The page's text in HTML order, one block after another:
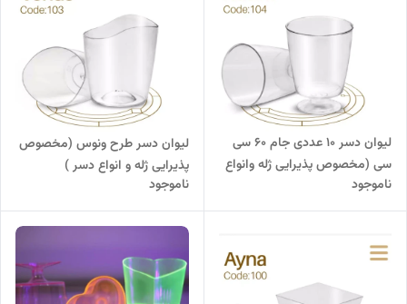
لیوان دسر 10 عددی جام 60 سی
سی (مخصوص پذیرایی ژله وانواع
دسر)
ناموجود
لیوان دسر طرح ونوس (مخصوص
پذیرایی ژله و انواع دسر )
ناموجود